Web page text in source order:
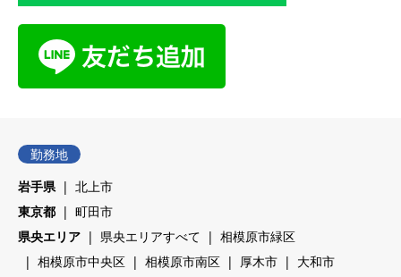
勤務地
岩手県
北上市
東京都
町田市
県央エリア
県央エリアすべて
相模原市緑区
相模原市中央区
相模原市南区 厚木市
大和市